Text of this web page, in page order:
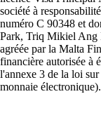
société à
numéro C 90348 et
Park, Triq Mikiel Ang
agréée par la Malta
financière autorisée à
l'annexe 3 de la loi
monnaie électronique).